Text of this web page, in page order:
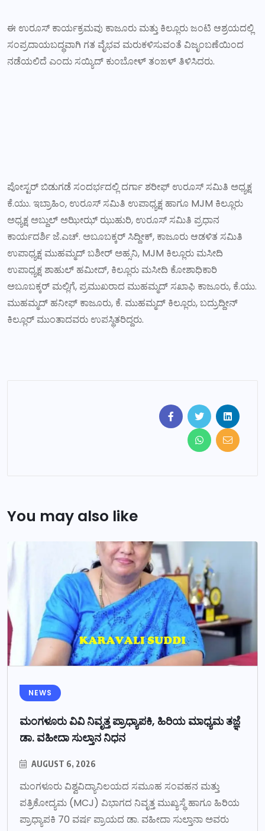
ಈ ಉರೂಸ್ ಕಾರ್ಯಕ್ರಮವು ಕಾಜೂರು ಮತ್ತು ಕಿಲ್ಲೂರು ಜಂಟಿ ಆಶ್ರಯದಲ್ಲಿ
ಸಂಪ್ರದಾಯಬದ್ಧವಾಗಿ ಗತ ವೈಭವ ಮರುಕಳಿಸುವಂತೆ ವಿಜೃಂಬಣೆಯಿಂದ
ನಡೆಯಲಿದೆ ಎಂದು ಸಯ್ಯಿದ್ ಕುಂಬೋಳ್ ತಂಙಳ್ ತಿಳಿಸಿದರು.
ಪೋಸ್ಟರ್ ಬಿಡುಗಡೆ ಸಂದರ್ಭದಲ್ಲಿ ದರ್ಗಾ ಶರೀಫ್ ಉರೂಸ್ ಸಮಿತಿ ಅಧ್ಯಕ್ಷ
ಕೆ.ಯು. ಇಬ್ರಾಹಿಂ, ಉರೂಸ್ ಸಮಿತಿ ಉಪಾಧ್ಯಕ್ಷ ಹಾಗೂ MJM ಕಿಲ್ಲೂರು
ಅಧ್ಯಕ್ಷ ಅಬ್ದುಲ್ ಅಝೀಝ್ ಝುಹುರಿ, ಉರೂಸ್ ಸಮಿತಿ ಪ್ರಧಾನ
ಕಾರ್ಯದರ್ಶಿ ಜೆ‌.ಎಚ್. ಅಬೂಬಕ್ಕರ್ ಸಿದ್ದೀಕ್, ಕಾಜೂರು ಆಡಳಿತ ಸಮಿತಿ
ಉಪಾಧ್ಯಕ್ಷ ಮುಹಮ್ಮದ್ ಬಶೀರ್ ಅಹ್ಸನಿ, MJM ಕಿಲ್ಲೂರು ಮಸೀದಿ
ಉಪಾಧ್ಯಕ್ಷ ಶಾಹುಲ್ ಹಮೀದ್, ಕಿಲ್ಲೂರು ಮಸೀದಿ ಕೋಶಾಧಿಕಾರಿ
ಅಬೂಬಕ್ಕರ್ ಮಲ್ಲಿಗೆ, ಪ್ರಮುಖರಾದ ಮುಹಮ್ಮದ್ ಸಖಾಫಿ ಕಾಜೂರು, ಕೆ.ಯು.
ಮುಹಮ್ಮದ್ ಹನೀಫ್ ಕಾಜೂರು, ಕೆ. ಮುಹಮ್ಮದ್ ಕಿಲ್ಲೂರು, ಬದ್ರುದ್ದೀನ್
ಕಿಲ್ಲೂರ್ ಮುಂತಾದವರು ಉಪಸ್ಥಿತರಿದ್ದರು.
You may also like
NEWS
ಮಂಗಳೂರು ವಿವಿ ನಿವೃತ್ತ ಪ್ರಾಧ್ಯಾಪಕಿ, ಹಿರಿಯ ಮಾಧ್ಯಮ ತಜ್ಞೆ
ಡಾ. ವಹೀದಾ ಸುಲ್ತಾನ ನಿಧನ
AUGUST 6, 2026
ಮಂಗಳೂರು ವಿಶ್ವವಿದ್ಯಾನಿಲಯದ ಸಮೂಹ ಸಂವಹನ ಮತ್ತು
ಪತ್ರಿಕೋದ್ಯಮ (MCJ) ವಿಭಾಗದ ನಿವೃತ್ತ ಮುಖ್ಯಸ್ಥೆ ಹಾಗೂ ಹಿರಿಯ
ಪ್ರಾಧ್ಯಾಪಕಿ 70 ವರ್ಷ ಪ್ರಾಯದ ಡಾ. ವಹೀದಾ ಸುಲ್ತಾನಾ ಅವರು